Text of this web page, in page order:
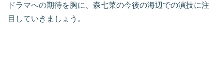
ドラマへの期待を胸に、森七菜の今後の海辺での演技に注
目していきましょう。